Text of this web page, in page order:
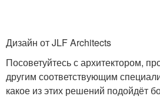
Дизайн от JLF Architects
Посоветуйтесь с архитектором,
другим соответствующим
какое из этих решений подойдёт